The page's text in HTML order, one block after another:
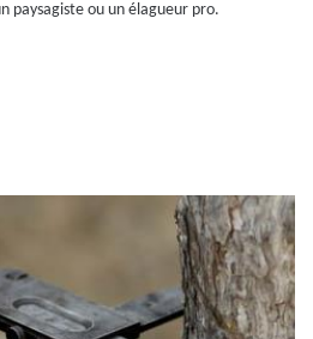
paysagiste ou un élagueur pro.